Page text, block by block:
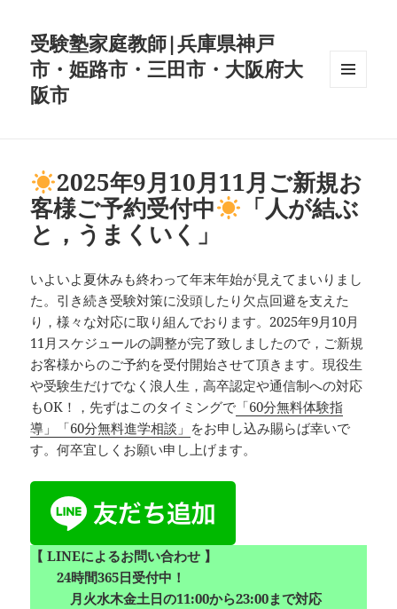
受験塾家庭教師|兵庫県神戸
市・姫路市・三田市・大阪府大
阪市
2025年9月10月11月ご新規お
客様ご予約受付中
「人が結ぶ
と，うまくいく」
いよいよ夏休みも終わって年末年始が見えてまいりまし
た。引き続き受験対策に没頭したり欠点回避を支えた
り，様々な対応に取り組んでおります。2025年9月10月
11月スケジュールの調整が完了致しましたので，ご新規
お客様からのご予約を受付開始させて頂きます。現役生
や受験生だけでなく浪人生，高卒認定や通信制への対応
もOK！，先ずはこのタイミングで 「60分無料体験指
導」「60分無料進学相談」 をお申し込み賜らば幸いで
す。何卒宜しくお願い申し上げます。
【 LINEによるお問い合わせ 】
24時間365日受付中！
月火水木金土日の11:00から23:00まで対応